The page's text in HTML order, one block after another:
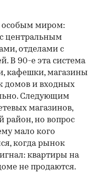
особым миром:
центральным
отделами с
В 90-е эта система
кафешки, магазины
домов и входных
Следующим
магазинов,
но вопрос
мало кого
когда рынок
квартиры на
не продаются.